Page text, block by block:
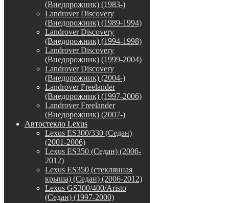
(Внедорожник) (1983-)
Landrover Discovery
(Внедорожник) (1989-1994)
Landrover Discovery
(Внедорожник) (1994-1998)
Landrover Discovery
(Внедорожник) (1999-2004)
Landrover Discovery
(Внедорожник) (2004-)
Landrover Freelander
(Внедорожник) (1997-2006)
Landrover Freelander
(Внедорожник) (2007-)
Автостекло Lexus
Lexus ES300/330 (Седан)
(2001-2006)
Lexus ES350 (Седан) (2006-
2012)
Lexus ES350 (стеклянная
крыша) (Седан) (2006-2012)
Lexus GS300/400/Aristo
(Седан) (1997-2000)